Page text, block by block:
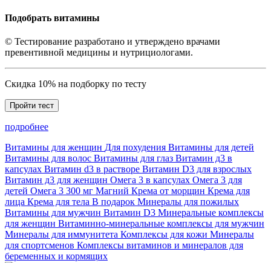
Подобрать витамины
© Тестирование разработано и утверждено врачами
превентивной медицины и нутрициологами.
Скидка 10% на подборку по тесту
Пройти тест
подробнее
Витамины для женщин Для похудения Витамины для детей
Витамины для волос Витамины для глаз Витамин д3 в
капсулах Витамин d3 в растворе Витамин D3 для взрослых
Витамин д3 для женщин Омега 3 в капсулах Омега 3 для
детей Омега 3 300 мг Магний Крема от морщин Крема для
лица Крема для тела В подарок Минералы для пожилых
Витамины для мужчин Витамин D3 Минеральные комплексы
для женщин Витаминно-минеральные комплексы для мужчин
Минералы для иммунитета Комплексы для кожи Минералы
для спортсменов Комплексы витаминов и минералов для
беременных и кормящих